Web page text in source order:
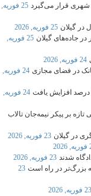
شهری قرار می‌گیرد
25 فوریه,
25 فوریه, 2026
25 فوریه,
24 فوریه, 2026
در فضای مجازی
24 فوریه,
24 فوریه,
بر پیکر نیمه‌جان تالاب
در گیلان 23 فوریه, 2026
23 فوریه, 2026
بزرگ‌تر در راه است 23
23 فوریه, 2026